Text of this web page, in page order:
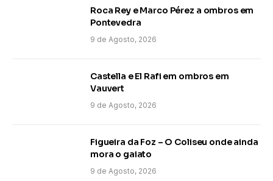
Roca Rey e Marco Pérez a ombros em
Pontevedra
9 de Agosto, 2026
Castella e El Rafi em ombros em
Vauvert
9 de Agosto, 2026
Figueira da Foz – O Coliseu onde ainda
mora o gaiato
9 de Agosto, 2026